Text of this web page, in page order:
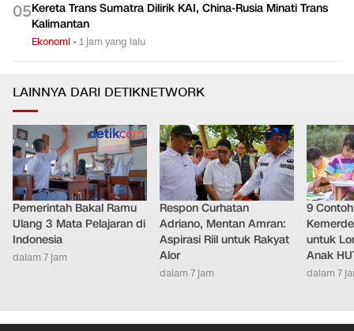
05Kereta Trans Sumatra Dilirik KAI, China-Rusia Minati Trans
Kalimantan
Ekonomi •1 jam yang lalu
LAINNYA DARI DETIKNETWORK
Pemerintah Bakal Ramu
Ulang 3 Mata Pelajaran di
Indonesia
dalam 7 jam
Respon Curhatan
Adriano, Mentan Amran:
Aspirasi Riil untuk Rakyat
Alor
dalam 7 jam
9
untuk
Anak
dalam 7